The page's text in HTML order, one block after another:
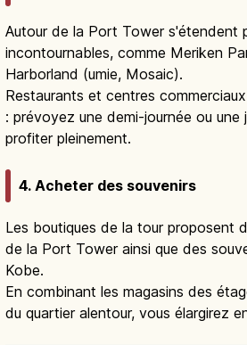
Autour de la Port Tower s'étendent
incontournables, comme Meriken
Harborland (umie, Mosaic).
Restaurants et centres
: prévoyez une demi-journée ou une
profiter pleinement.
4. Acheter des souvenirs
Les boutiques de la tour proposent
de la Port Tower ainsi que des
Kobe.
En combinant les magasins des
du quartier alentour, vous élargirez